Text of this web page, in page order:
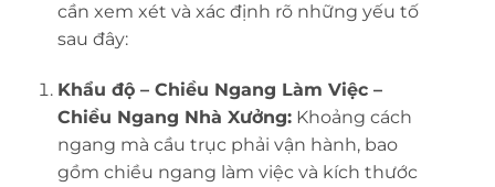
cần xem xét và xác định rõ những yếu tố
sau đây:
Khẩu độ – Chiều Ngang Làm Việc –
Chiều Ngang Nhà Xưởng:Khoảng cách
ngang mà cầu trục phải vận hành, bao
gồm chiều ngang làm việc và kích thước